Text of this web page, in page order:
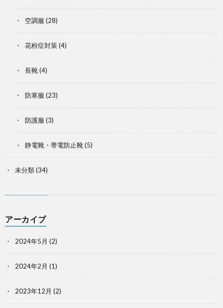
空調服 (28)
花粉症対策(4)
長靴(4)
防寒服 (23)
防護服 (3)
静電靴・帯電防止靴(5)
未分類(34)
アーカイブ
2024年5月 (2)
2024年2月 (1)
2023年12月 (2)